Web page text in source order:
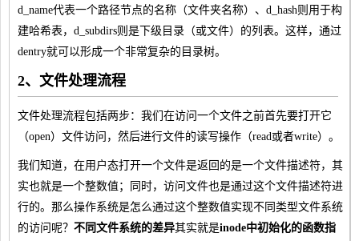
d_name代表一个路径节点的名称（文件夹名称）、d_hash则用于构
建哈希表，d_subdirs则是下级目录（或文件）的列表。这样，通过
dentry就可以形成一个非常复杂的目录树。
2、文件处理流程
文件处理流程包括两步：我们在访问一个文件之前首先要打开它
（open） 文件访问，然后进行文件的读写操作（read或者write）。
我们知道，在用户态打开一个文件是返回的是一个文件描述符，其
实也就是一个整数值；同时，访问文件也是通过这个文件描述符进
行的。那么操作系统是怎么通过这个整数值实现不同类型文件系统
的访问呢？ 不同文件系统的差异其实就是inode中初始化的函数指